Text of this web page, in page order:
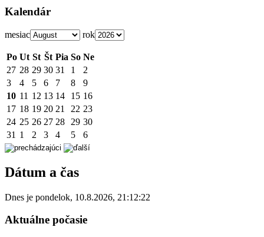
Kalendár
mesiac rok
Po Ut St Št Pia So Ne
27 28 29 30 31 1
2
3
4 5 6 7 8
9
10 11 12 13 14 15 16
17 18 19 20 21 22 23
24 25 26 27 28 29 30
31 1 2 3 4 5 6
Dátum a čas
Dnes je pondelok, 10.8.2026, 21:12:22
Aktuálne počasie